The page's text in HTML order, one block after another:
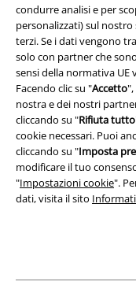
condurre analisi e per
personalizzati) sul
terzi. Se i dati vengono
solo con partner che
sensi della normativa
Facendo clic su "Accetto
nostra e dei nostri
cliccando su "Rifiuta tutto
cookie necessari. Puoi
cliccando su "Imposta
modificare il tuo
"Impostazioni cookie".
dati, visita il sito
Legge sulla Privacy
Smaltimento rifiuti e
Dichiarazione di
Informazioni
Impostazioni cookie
Esercita Recesso